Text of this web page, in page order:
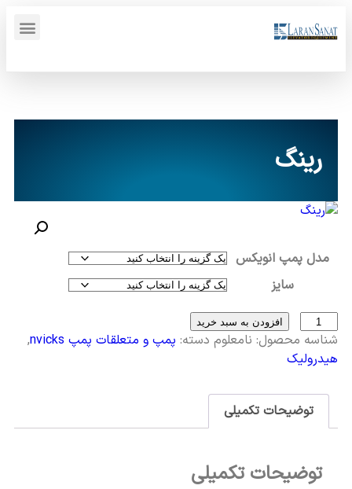
رینگ
مدل پمپ انویکس
سایز
افزودن به سبد خرید
شناسه محصول: نامعلوم دسته: پمپ و متعلقات پمپ nvicks
,
هیدرولیک
توضیحات تکمیلی
توضیحات تکمیلی